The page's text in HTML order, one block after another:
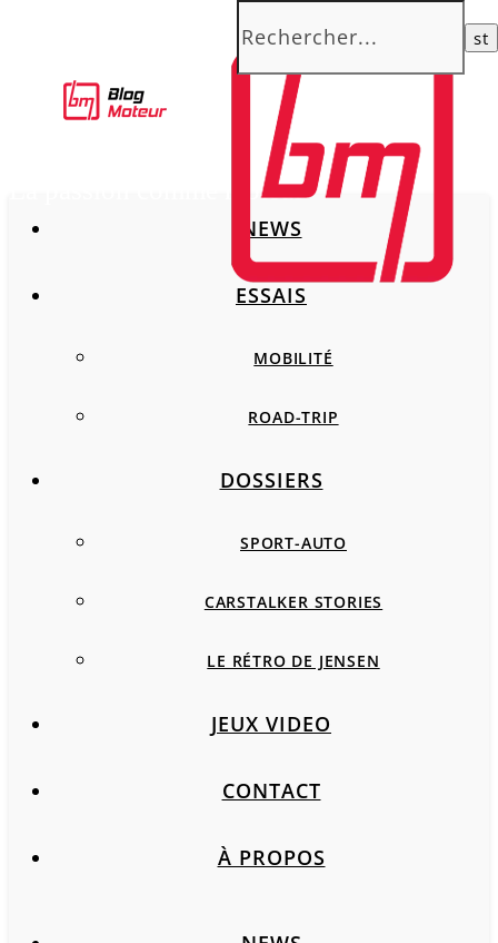
La passion comme moteur
NEWS
ESSAIS
MOBILITÉ
ROAD-TRIP
DOSSIERS
SPORT-AUTO
CARSTALKER STORIES
LE RÉTRO DE JENSEN
JEUX VIDEO
CONTACT
À PROPOS